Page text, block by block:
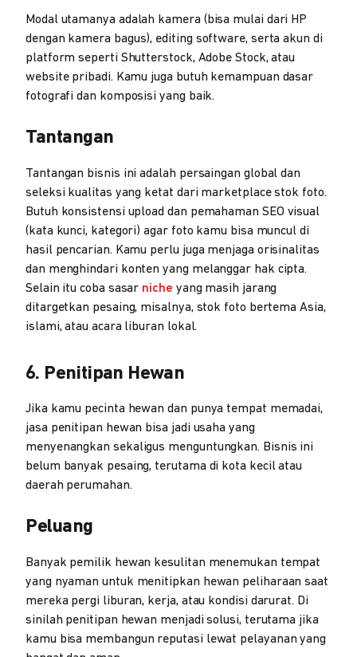
Modal utamanya adalah kamera (bisa mulai dari HP
dengan kamera bagus), editing software, serta akun di
platform seperti Shutterstock, Adobe Stock, atau
website pribadi. Kamu juga butuh kemampuan dasar
fotografi dan komposisi yang baik.
Tantangan
Tantangan bisnis ini adalah persaingan global dan
seleksi kualitas yang ketat dari marketplace stok foto.
Butuh konsistensi upload dan pemahaman SEO visual
(kata kunci, kategori) agar foto kamu bisa muncul di
hasil pencarian. Kamu perlu juga menjaga orisinalitas
dan menghindari konten yang melanggar hak cipta.
Selain itu coba sasar niche yang masih jarang
ditargetkan pesaing, misalnya, stok foto bertema Asia,
islami, atau acara liburan lokal.
6. Penitipan Hewan
Jika kamu pecinta hewan dan punya tempat memadai,
jasa penitipan hewan bisa jadi usaha yang
menyenangkan sekaligus menguntungkan. Bisnis ini
belum banyak pesaing, terutama di kota kecil atau
daerah perumahan.
Peluang
Banyak pemilik hewan kesulitan menemukan tempat
yang nyaman untuk menitipkan hewan peliharaan saat
mereka pergi liburan, kerja, atau kondisi darurat. Di
sinilah penitipan hewan menjadi solusi, terutama jika
kamu bisa membangun reputasi lewat pelayanan yang